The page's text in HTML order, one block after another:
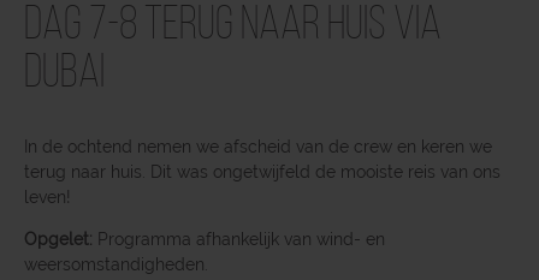
Dag 7-8 Terug naar huis via
Dubai
In de ochtend nemen we afscheid van de crew en keren we
terug naar huis. Dit was ongetwijfeld de mooiste reis van ons
leven!
Opgelet: Programma afhankelijk van wind- en
weersomstandigheden.